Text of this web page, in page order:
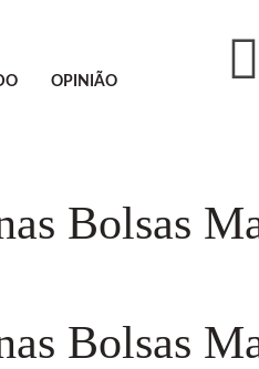
OPINIÃO
Bolsas
Bolsas